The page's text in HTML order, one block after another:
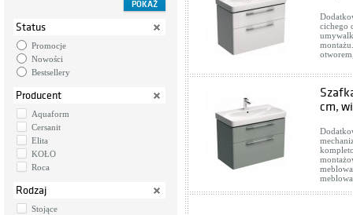
Status
Promocje
Nowości
Bestsellery
Producent
Aquaform
Cersanit
Elita
KOŁO
Roca
Rodzaj
Stojące
cichego
cm,